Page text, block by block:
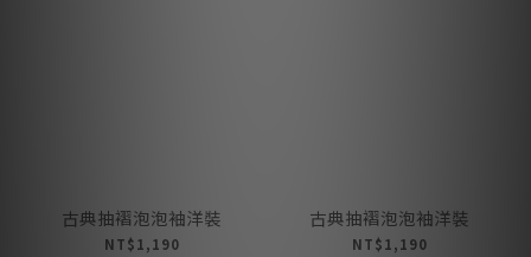
古典抽褶泡泡袖洋裝
NT$1,190
古典抽褶泡泡袖洋裝
NT$1,190